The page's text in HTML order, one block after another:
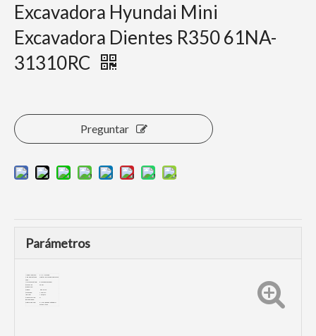
Excavadora Hyundai Mini
Excavadora Dientes R350 61NA-
31310RC
Preguntar
Parámetros
Tipo de dientes de
Dientes del cucharón para roca
Marca compatible:
Excavadora hyundai
producción:
personalizado:
está en stock